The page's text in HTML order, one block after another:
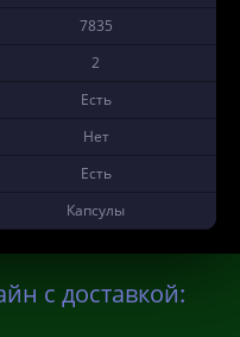
7835
2
Есть
Нет
Есть
Капсулы
с доставкой: